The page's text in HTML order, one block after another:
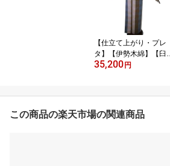
【仕立て上がり・プレ
タ】【伊勢木綿】【臼井
織布】「青・茶・ピンク
35,200円
この商品の楽天市場の関連商品